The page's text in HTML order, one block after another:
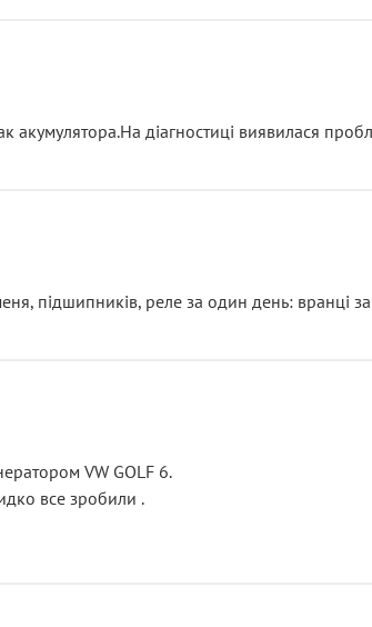
акумулятора.На діагностиці виявилася
підшипників, реле за один день: вранці
VW GOLF 6.
все зробили .